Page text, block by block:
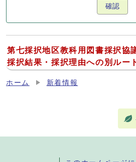
確認
第七採択地区教科用図書採択協
採択結果・採択理由への別ルー
ホーム 新着情報